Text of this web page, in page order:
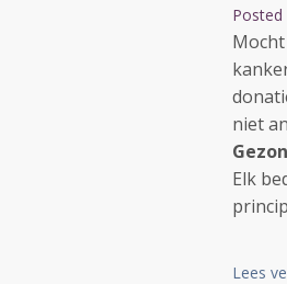
Posted
niet
Elk
Lees